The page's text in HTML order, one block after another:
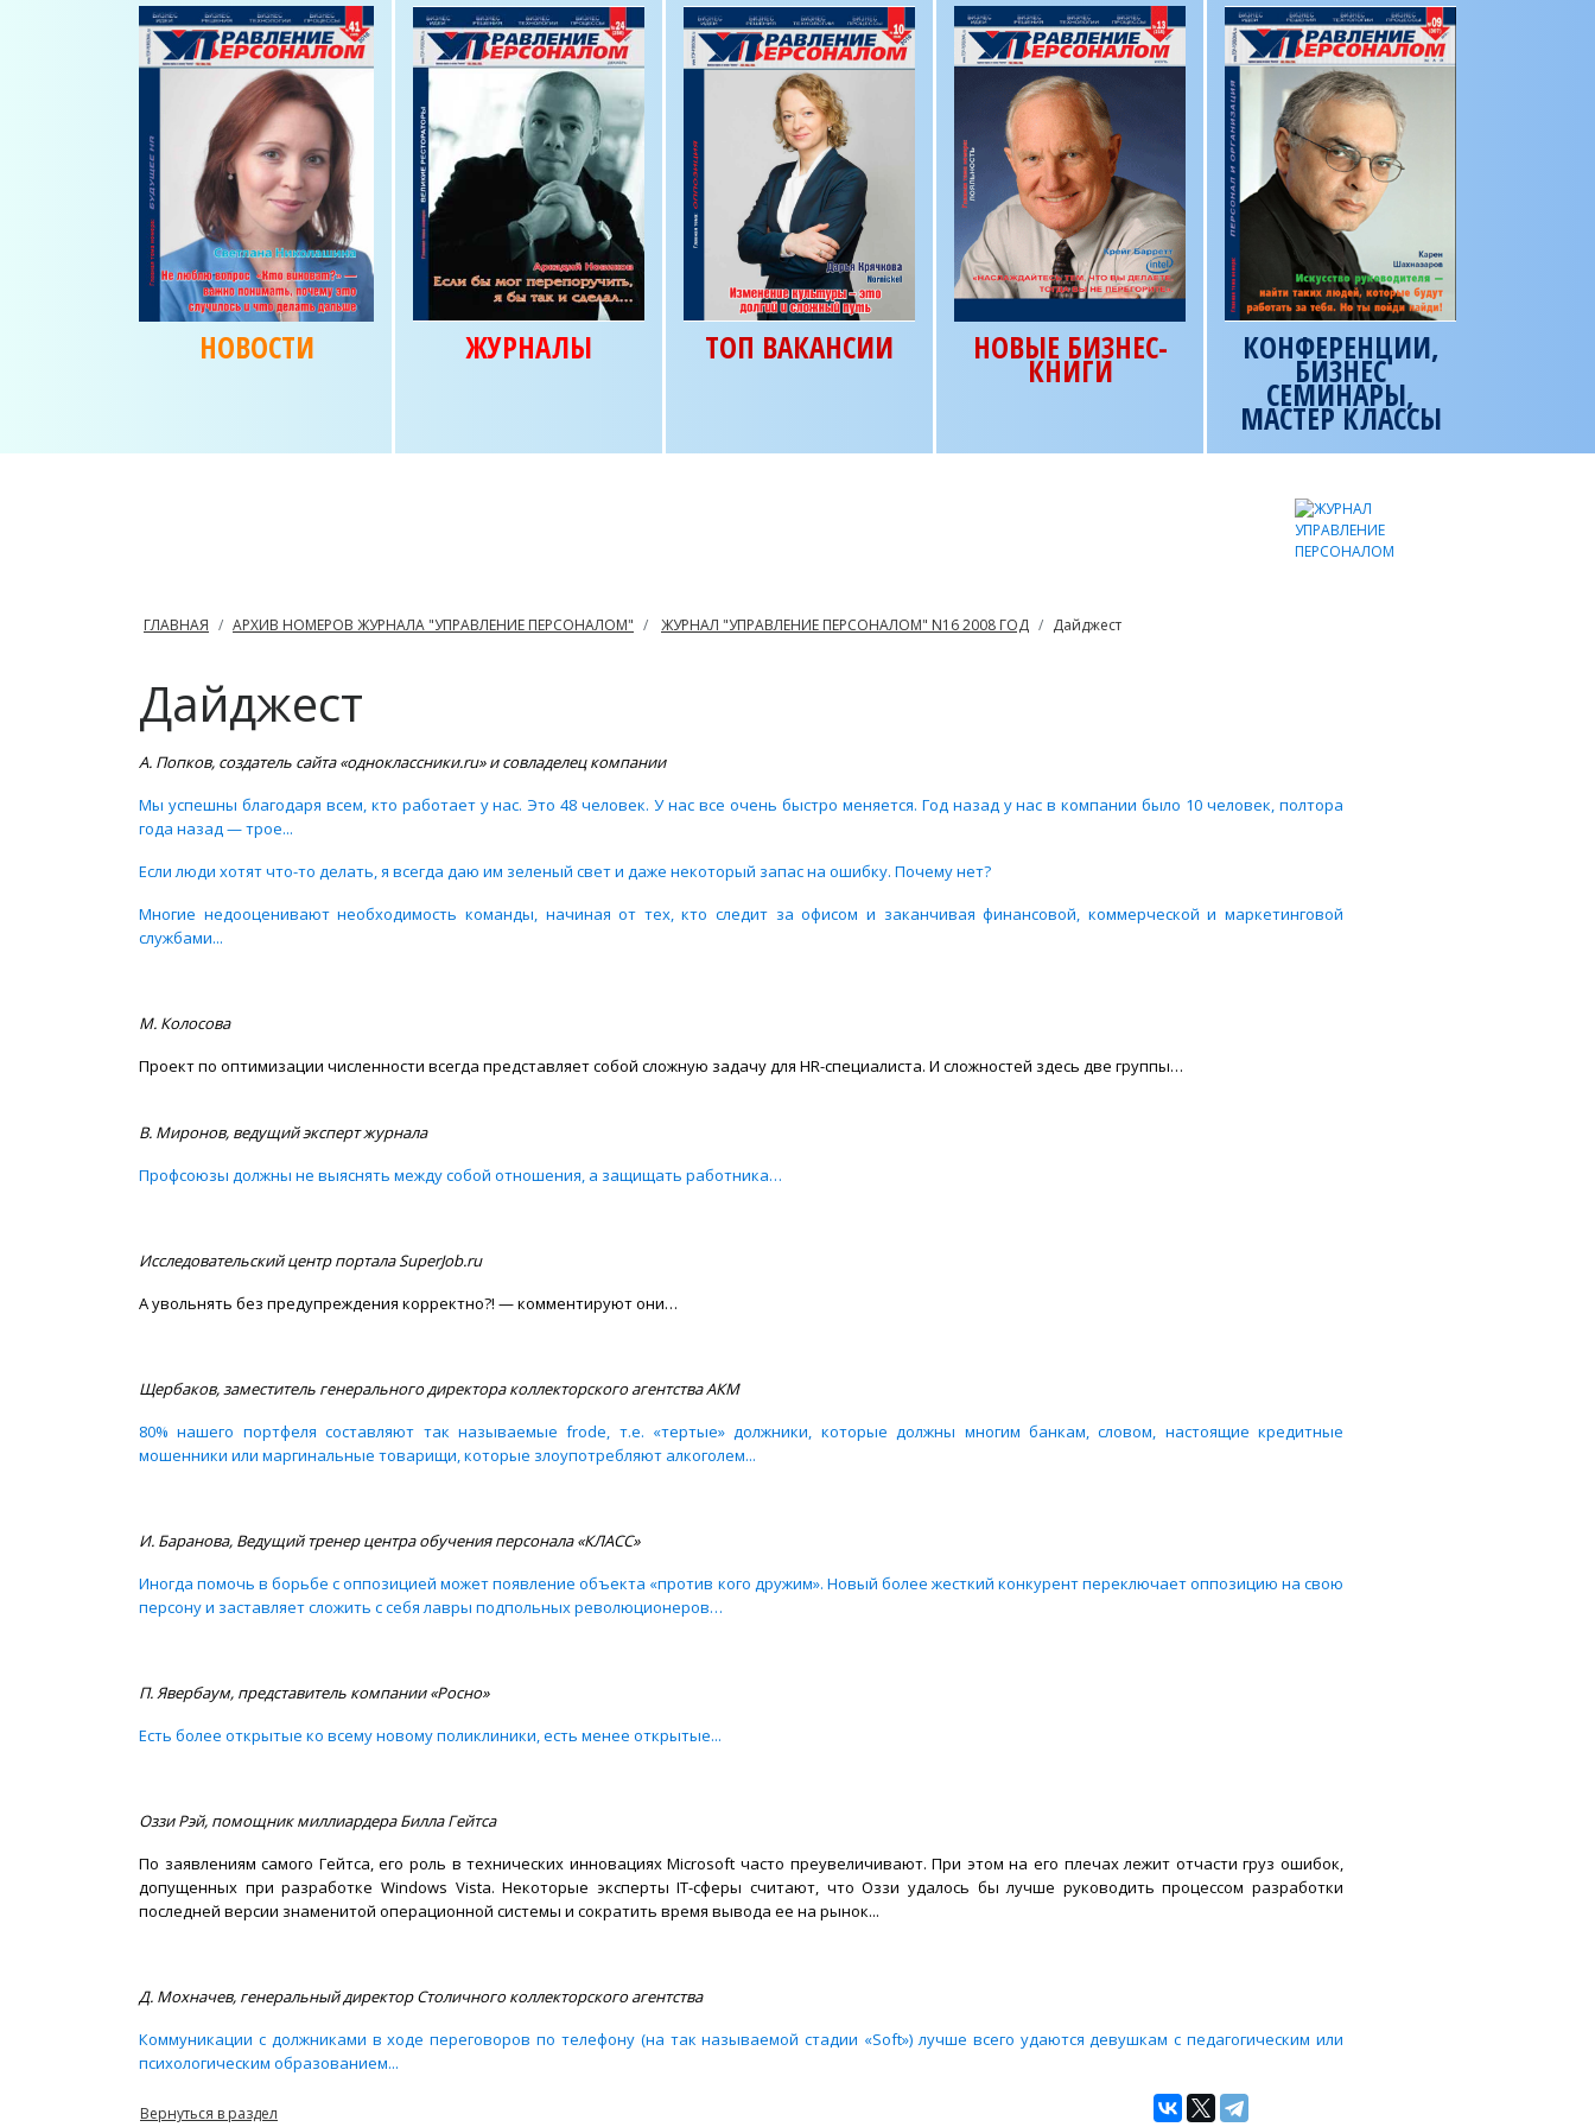
НОВОСТИ ЖУРНАЛЫ ТОП ВАКАНСИИ НОВЫЕ БИЗНЕС-
КНИГИ
КОНФЕРЕНЦИИ,
БИЗНЕС
СЕМИНАРЫ,
МАСТЕР КЛАССЫ
ГЛАВНАЯ АРХИВ НОМЕРОВ ЖУРНАЛА "УПРАВЛЕНИЕ ПЕРСОНАЛОМ" ЖУРНАЛ "УПРАВЛЕНИЕ ПЕРСОНАЛОМ" N16 2008 ГОД Дайджест
Дайджест
А. Попков, создатель сайта «одноклассники.ru» и совладелец компании
Мы успешны благодаря всем, кто работает у нас. Это 48 человек. У нас все очень быстро меняется. Год назад у нас в компании было 10 человек, полтора
года назад — трое...
Если люди хотят что-то делать, я всегда даю им зеленый свет и даже некоторый запас на ошибку. Почему нет?
Многие недооценивают необходимость команды, начиная от тех, кто следит за офисом и заканчивая финансовой, коммерческой и маркетинговой
службами...
М. Колосова
Проект по оптимизации численности всегда представляет собой сложную задачу для HR-специалиста. И сложностей здесь две группы…
В. Миронов, ведущий эксперт журнала
Профсоюзы должны не выяснять между собой отношения, а защищать работника…
Исследовательский центр портала SuperJob.ru
А увольнять без предупреждения корректно?! — комментируют они…
Щербаков, заместитель генерального директора коллекторского агентства АКМ
80% нашего портфеля составляют так называемые frode, т.е. «тертые» должники, которые должны многим банкам, словом, настоящие кредитные
мошенники или маргинальные товарищи, которые злоупотребляют алкоголем...
И. Баранова, Ведущий тренер центра обучения персонала «КЛАСС»
Иногда помочь в борьбе с оппозицией может появление объекта «против кого дружим». Новый более жесткий конкурент переключает оппозицию на свою
персону и заставляет сложить с себя лавры подпольных революционеров…
П. Явербаум, представитель компании «Росно»
Есть более открытые ко всему новому поликлиники, есть менее открытые...
Оззи Рэй, помощник миллиардера Билла Гейтса
По заявлениям самого Гейтса, его роль в технических инновациях Microsoft часто преувеличивают. При этом на его плечах лежит отчасти груз ошибок,
допущенных при разработке Windows Vista. Некоторые эксперты IT-сферы считают, что Оззи удалось бы лучше руководить процессом разработки
последней версии знаменитой операционной системы и сократить время вывода ее на рынок...
Д. Мохначев, генеральный директор Столичного коллекторского агентства
Коммуникации с должниками в ходе переговоров по телефону (на так называемой стадии «Soft») лучше всего удаются девушкам с педагогическим или
психологическим образованием...
Вернуться в раздел